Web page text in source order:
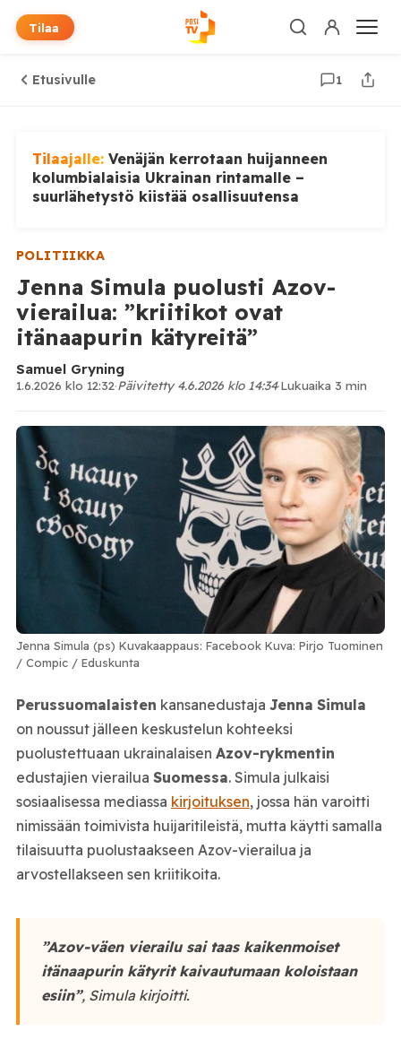
Tilaa
Etusivulle 1
Tilaajalle: Venäjän kerrotaan huijanneen
kolumbialaisia Ukrainan rintamalle –
suurlähetystö kiistää osallisuutensa
POLITIIKKA
Jenna Simula puolusti Azov-
vierailua: ”kriitikot ovat
itänaapurin kätyreitä”
Samuel Gryning
1.6.2026 klo 12:32·Päivitetty 4.6.2026 klo 14:34·Lukuaika 3 min
Jenna Simula (ps) Kuvakaappaus: Facebook Kuva: Pirjo Tuominen
/ Compic / Eduskunta
Perussuomalaisten kansanedustaja Jenna Simula
on noussut jälleen keskustelun kohteeksi
puolustettuaan ukrainalaisen Azov-rykmentin
edustajien vierailua Suomessa. Simula julkaisi
sosiaalisessa mediassa kirjoituksen, jossa hän varoitti
nimissään toimivista huijaritileistä, mutta käytti samalla
tilaisuutta puolustaakseen Azov-vierailua ja
arvostellakseen sen kriitikoita.
”Azov-väen vierailu sai taas kaikenmoiset
itänaapurin kätyrit kaivautumaan koloistaan
esiin”, Simula kirjoitti.